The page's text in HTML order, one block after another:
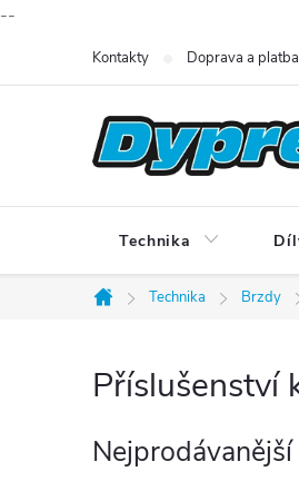
--
Kontakty Doprava a platba
Technika
Domů
Technika Brzdy
Příslušenství
Nejprodávanější